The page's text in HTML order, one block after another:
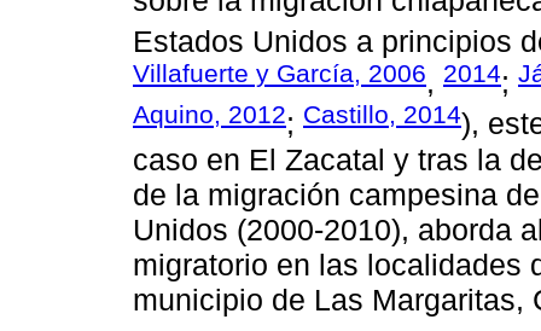
Estados Unidos a principios
Villafuerte y García, 2006, 2014;
Aquino, 2012; Castillo, 2014),
caso en El Zacatal y tras la
de la migración campesina
Unidos (2000-2010), aborda
migratorio en las localidades
municipio de Las Margaritas,